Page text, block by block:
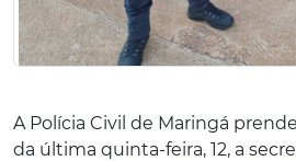
A Polícia Civil de Maringá
da última quinta-feira, 12, a